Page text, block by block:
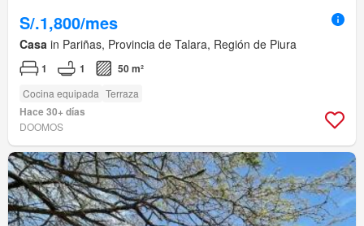
S/.1,800/mes
Casa in Pariñas, Provincia de Talara, Región de Piura
1 1 50 m²
Cocina equipada Terraza
Hace 30+ días
DOOMOS